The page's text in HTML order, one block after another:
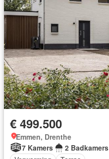
€ 499.500
Emmen, Drenthe
7 Kamers
2 Badkamers